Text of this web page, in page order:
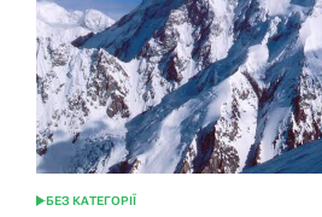
ОПУБЛІКУВАТИ
БЕЗ КАТЕГОРІЇ